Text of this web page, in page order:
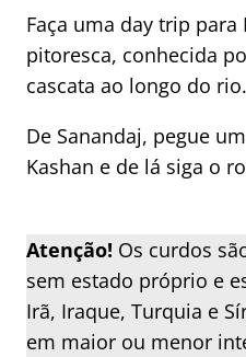
Faça uma day trip
pitoresca, conhecida
cascata ao longo do rio.
De Sanandaj, pegue
Kashan e de lá siga o
Atenção! Os curdos
sem estado próprio e
Irã, Iraque, Turquia e
em maior ou menor